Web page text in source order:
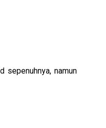
sepenuhnya, namun